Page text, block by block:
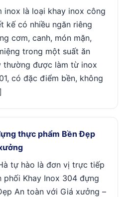
inox là loại khay inox công
kế có nhiều ngăn riêng
cơm, canh, món mặn,
trong một suất ăn
thường được làm từ inox
có đặc điểm bền, không
thực phẩm Bền Đẹp
tự hào là đơn vị trực tiếp
phối Khay Inox 304 đựng
An toàn với Giá xưởng –